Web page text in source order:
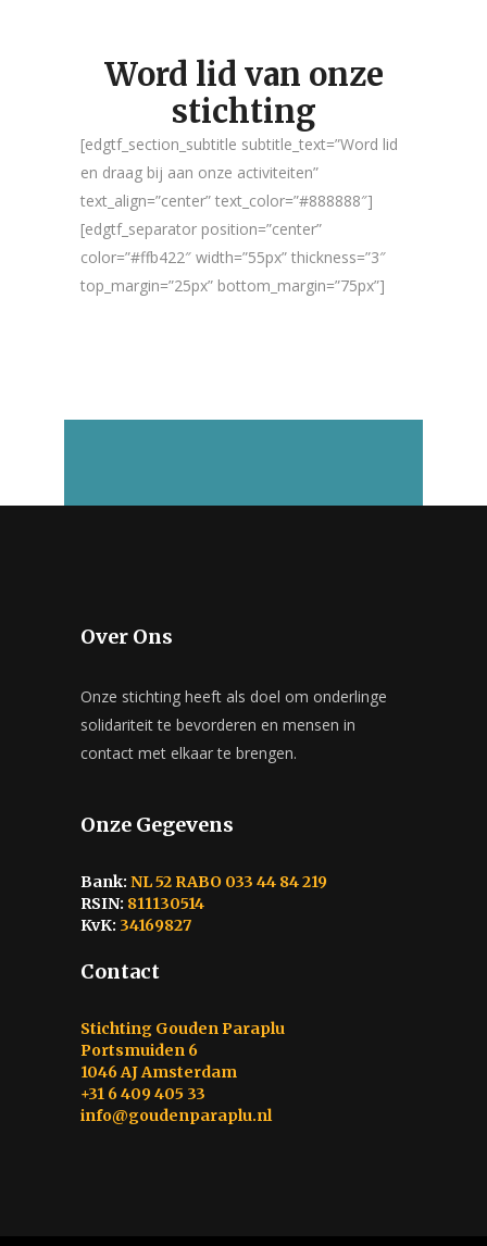
Word lid van onze
stichting
[edgtf_section_subtitle subtitle_text=”Word lid
en draag bij aan onze activiteiten”
text_align=”center” text_color=”#888888″]
[edgtf_separator position=”center”
color=”#ffb422″ width=”55px” thickness=”3″
top_margin=”25px” bottom_margin=”75px”]
Over Ons
Onze stichting heeft als doel om onderlinge
solidariteit te bevorderen en mensen in
contact met elkaar te brengen.
Onze Gegevens
Bank: NL 52 RABO 033 44 84 219
RSIN: 811130514
KvK: 34169827
Contact
Stichting Gouden Paraplu
Portsmuiden 6
1046 AJ Amsterdam
+31 6 409 405 33
info@goudenparaplu.nl